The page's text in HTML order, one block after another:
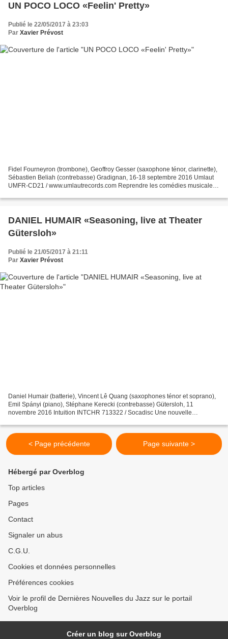
UN POCO LOCO «Feelin' Pretty»
Publié le 22/05/2017 à 23:03
Par Xavier Prévost
Fidel Fourneyron (trombone), Geoffroy Gesser (saxophone ténor, clarinette),
Sébastien Beliah (contrebasse) Gradignan, 16-18 septembre 2016 Umlaut
UMFR-CD21 / www.umlautrecords.com Reprendre les comédies musicales,
DANIEL HUMAIR «Seasoning, live at Theater
Gütersloh»
Publié le 21/05/2017 à 21:11
Par Xavier Prévost
Daniel Humair (batterie), Vincent Lê Quang (saxophones ténor et soprano),
Emil Spányi (piano), Stéphane Kerecki (contrebasse) Gütersloh, 11
novembre 2016 Intuition INTCHR 713322 / Socadisc Une nouvelle
< Page précédente Page suivante >
Hébergé par Overblog
Top articles
Pages
Contact
Signaler un abus
C.G.U.
Cookies et données personnelles
Préférences cookies
Voir le profil de Dernières Nouvelles du Jazz sur le portail
Overblog
Créer un blog sur Overblog